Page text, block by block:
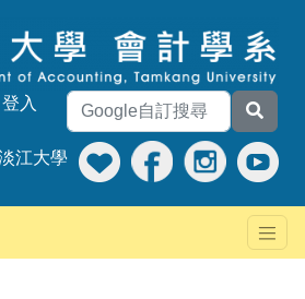
登入
江大學